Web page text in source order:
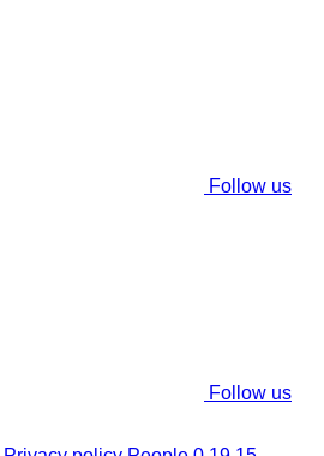
Follow us
Follow us